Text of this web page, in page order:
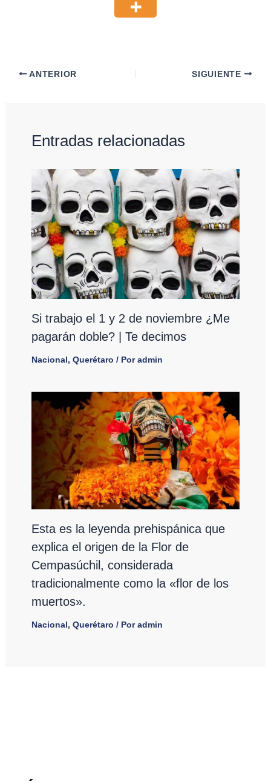
ANTERIOR SIGUIENTE
Entradas relacionadas
Si trabajo el 1 y 2 de noviembre ¿Me
pagarán doble? | Te decimos
Nacional, Querétaro / Poradmin
Esta es la leyenda prehispánica que
explica el origen de la Flor de
Cempasúchil, considerada
tradicionalmente como la «flor de los
muertos».
Nacional, Querétaro / Poradmin